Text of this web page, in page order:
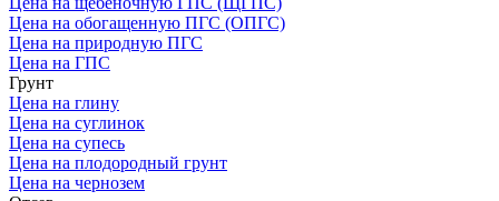
Цена на обогащенную ПГС (ОПГС)
Цена на природную ПГС
Цена на ГПС
Грунт
Цена на глину
Цена на суглинок
Цена на супесь
Цена на плодородный грунт
Цена на чернозем